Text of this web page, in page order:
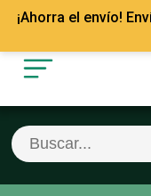
¡Ahorra el envío!